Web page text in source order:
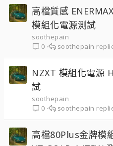
高檔質感
模組化電源測試
soothepain
0
soothepain
NZXT 模組化電源
試
soothepain
0
soothepain
高檔80Plus金牌